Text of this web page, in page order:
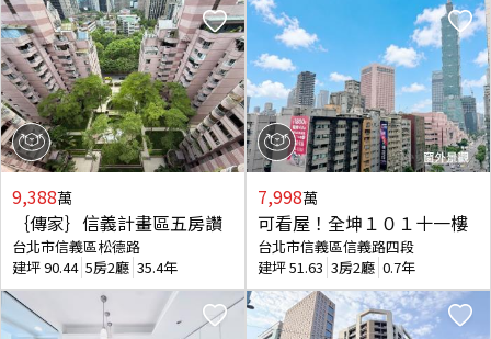
9,388萬
｛傳家｝信義計畫區五房讚
台北市信義區松德路
建坪90.44 5房2廳 35.4年
7,998萬
可看屋！全坤１０１十一樓
台北市信義區信義路四段
建坪51.63 3房2廳 0.7年